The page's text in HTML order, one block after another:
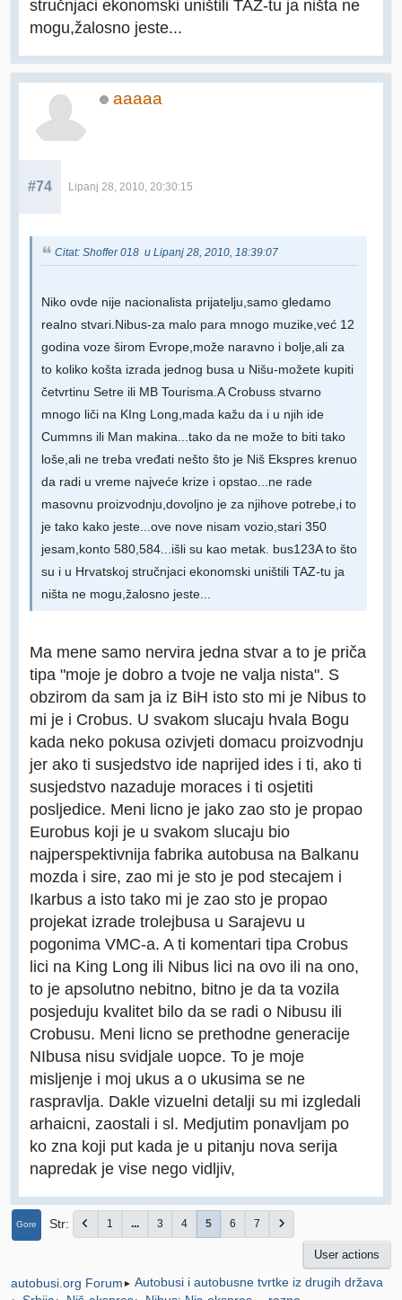
stručnjaci ekonomski uništili TAZ-tu ja ništa ne
mogu,žalosno jeste...
aaaaa
#74 Lipanj 28, 2010, 20:30:15
Citat: Shoffer 018 u Lipanj 28, 2010, 18:39:07
Niko ovde nije nacionalista prijatelju,samo gledamo
realno stvari.Nibus-za malo para mnogo muzike,već 12
godina voze širom Evrope,može naravno i bolje,ali za
to koliko košta izrada jednog busa u Nišu-možete kupiti
četvrtinu Setre ili MB Tourisma.A Crobuss stvarno
mnogo liči na KIng Long,mada kažu da i u njih ide
Cummns ili Man makina...tako da ne može to biti tako
loše,ali ne treba vređati nešto što je Niš Ekspres krenuo
da radi u vreme najveće krize i opstao...ne rade
masovnu proizvodnju,dovoljno je za njihove potrebe,i to
je tako kako jeste...ove nove nisam vozio,stari 350
jesam,konto 580,584...išli su kao metak. bus123A to što
su i u Hrvatskoj stručnjaci ekonomski uništili TAZ-tu ja
ništa ne mogu,žalosno jeste...
Ma mene samo nervira jedna stvar a to je priča
tipa "moje je dobro a tvoje ne valja nista". S
obzirom da sam ja iz BiH isto sto mi je Nibus to
mi je i Crobus. U svakom slucaju hvala Bogu
kada neko pokusa ozivjeti domacu proizvodnju
jer ako ti susjedstvo ide naprijed ides i ti, ako ti
susjedstvo nazaduje moraces i ti osjetiti
posljedice. Meni licno je jako zao sto je propao
Eurobus koji je u svakom slucaju bio
najperspektivnija fabrika autobusa na Balkanu
mozda i sire, zao mi je sto je pod stecajem i
Ikarbus a isto tako mi je zao sto je propao
projekat izrade trolejbusa u Sarajevu u
pogonima VMC-a. A ti komentari tipa Crobus
lici na King Long ili Nibus lici na ovo ili na ono,
to je apsolutno nebitno, bitno je da ta vozila
posjeduju kvalitet bilo da se radi o Nibusu ili
Crobusu. Meni licno se prethodne generacije
NIbusa nisu svidjale uopce. To je moje
misljenje i moj ukus a o ukusima se ne
raspravlja. Dakle vizuelni detalji su mi izgledali
arhaicni, zaostali i sl. Medjutim ponavljam po
ko zna koji put kada je u pitanju nova serija
napredak je vise nego vidljiv,
Gore Str 1 ... 3 4 5 6 7
User actions
autobusi.org Forum ► Autobusi i autobusne tvrtke iz drugih država